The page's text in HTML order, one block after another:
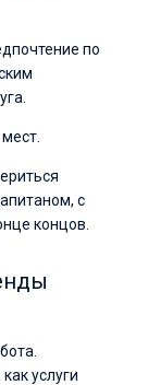
по
с
концов.
услуги